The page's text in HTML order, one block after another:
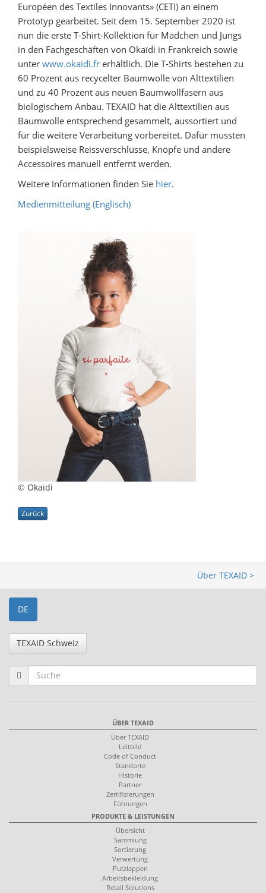
Européen des Textiles Innovants» (CETI) an einem
Prototyp gearbeitet. Seit dem 15. September 2020 ist
nun die erste T-Shirt-Kollektion für Mädchen und Jungs
in den Fachgeschäften von Okaïdi in Frankreich sowie
unter www.okaidi.fr erhältlich. Die T-Shirts bestehen zu
60 Prozent aus recycelter Baumwolle von Alttextilien
und zu 40 Prozent aus neuen Baumwollfasern aus
biologischem Anbau. TEXAID hat die Alttextilien aus
Baumwolle entsprechend gesammelt, aussortiert und
für die weitere Verarbeitung vorbereitet. Dafür mussten
beispielsweise Reissverschlüsse, Knöpfe und andere
Accessoires manuell entfernt werden.
Weitere Informationen finden Sie hier.
Medienmitteilung (Englisch)
© Okaïdi
Zurück
Über TEXAID >
DE
TEXAID Schweiz
ÜBER TEXAID
Über TEXAID
Leitbild
Code of Conduct
Standorte
Historie
Partner
Zertifizierungen
Führungen
PRODUKTE & LEISTUNGEN
Übersicht
Sammlung
Sortierung
Verwertung
Putzlappen
Arbeitsbekleidung
Retail Solutions